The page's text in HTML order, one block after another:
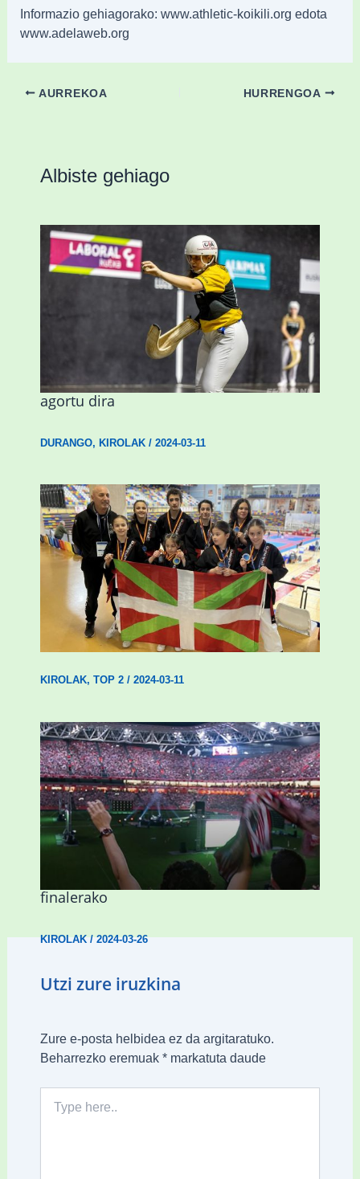
Informazio gehiagorako: www.athletic-koikili.org edota
www.adelaweb.org
AURREKOA HURRENGOA
Albiste gehiago
Astelehenean Durangon jokatuko den
emakumezkoen zesta finaleko sarrerak
agortu dira
DURANGO, KIROLAK/ 2024-03-11
Wadokan garaile Espainiako txapelketan
14 dominarekin
KIROLAK, TOP 2/ 2024-03-11
Abadiñok eta Ermuak ere pantaila
erraldoiak jarriko dituzte Kopako
finalerako
KIROLAK/2024-03-26
Utzi zure iruzkina
Zure e-posta helbidea ez da argitaratuko.
Beharrezko eremuak *markatuta daude
here..